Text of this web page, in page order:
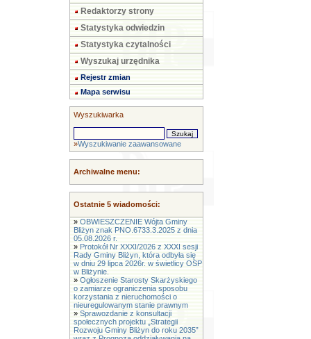
Redaktorzy strony
Statystyka odwiedzin
Statystyka czytalności
Wyszukaj urzędnika
Rejestr zmian
Mapa serwisu
Wyszukiwarka
»Wyszukiwanie zaawansowane
Archiwalne menu:
Ostatnie 5 wiadomości:
» OBWIESZCZENIE Wójta Gminy
Bliżyn znak PNO.6733.3.2025 z dnia
05.08.2026 r.
» Protokół Nr XXXI/2026 z XXXI sesji
Rady Gminy Bliżyn, która odbyła się
w dniu 29 lipca 2026r. w świetlicy OSP
w Bliżynie.
» Ogłoszenie Starosty Skarżyskiego
o zamiarze ograniczenia sposobu
korzystania z nieruchomości o
nieuregulowanym stanie prawnym
» Sprawozdanie z konsultacji
społecznych projektu „Strategii
Rozwoju Gminy Bliżyn do roku 2035”